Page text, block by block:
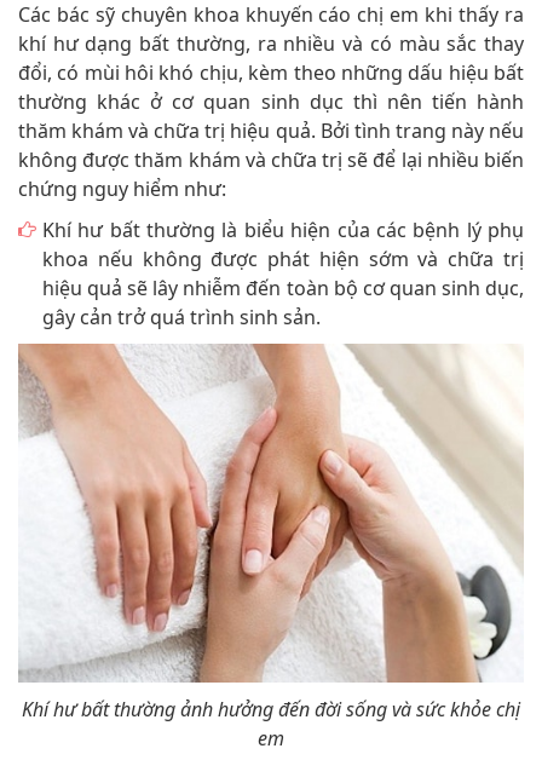
Các bác sỹ chuyên khoa khuyến cáo chị em khi thấy ra
khí hư dạng bất thường, ra nhiều và có màu sắc thay
đổi, có mùi hôi khó chịu, kèm theo những dấu hiệu bất
thường khác ở cơ quan sinh dục thì nên tiến hành
thăm khám và chữa trị hiệu quả. Bởi tình trang này nếu
không được thăm khám và chữa trị sẽ để lại nhiều biến
chứng nguy hiểm như:
Khí hư bất thường là biểu hiện của các bệnh lý phụ
khoa nếu không được phát hiện sớm và chữa trị
hiệu quả sẽ lây nhiễm đến toàn bộ cơ quan sinh dục,
gây cản trở quá trình sinh sản.
Khí hư bất thường ảnh hưởng đến đời sống và sức khỏe chị
em